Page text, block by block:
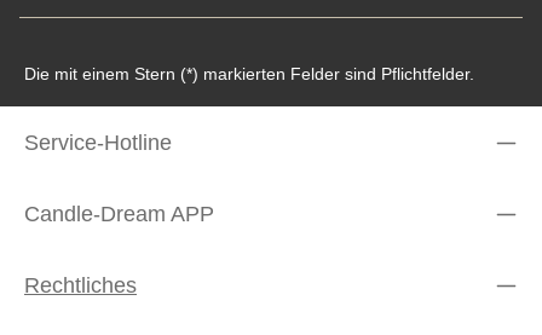
Die mit einem Stern (*) markierten Felder sind Pflichtfelder.
Service-Hotline
Candle-Dream APP
Rechtliches